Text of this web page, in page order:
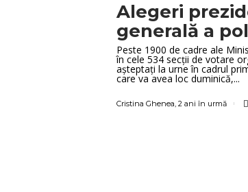
Alegeri
generală a
Peste 1900 de cadre ale
în cele 534 secții de votare
așteptați la urne în cadrul
care va avea loc duminică,...
Cristina Ghenea, 2 ani în urmă